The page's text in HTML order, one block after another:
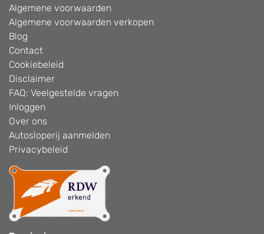
Algemene voorwaarden
Algemene voorwaarden verkopen
Blog
Contact
Cookiebeleid
Disclaimer
FAQ: Veelgestelde vragen
Inloggen
Over ons
Autosloperij aanmelden
Privacybeleid